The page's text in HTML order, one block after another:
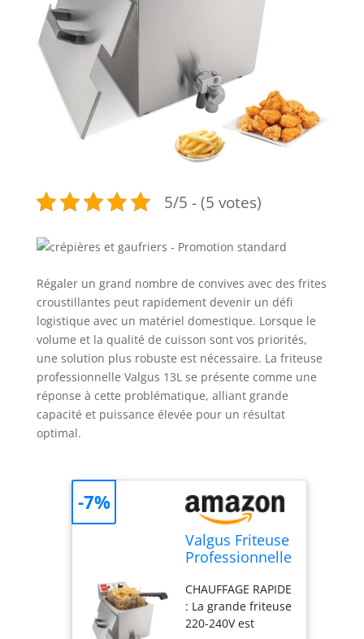
5/5 - (5 votes)
Régaler un grand nombre de convives avec des frites
croustillantes peut rapidement devenir un défi
logistique avec un matériel domestique. Lorsque le
volume et la qualité de cuisson sont vos priorités,
une solution plus robuste est nécessaire. La friteuse
professionnelle Valgus 13L se présente comme une
réponse à cette problématique, alliant grande
capacité et puissance élevée pour un résultat
optimal.
Valgus Friteuse
Professionnelle
acier
inoxydable
3300W 13L
CHAUFFAGE RAPIDE
: La grande friteuse
220-240V est
-7%